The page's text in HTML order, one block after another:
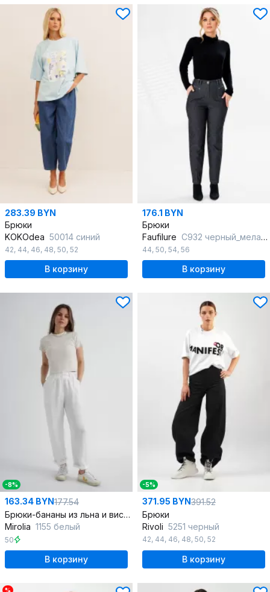
283.39 BYN
Брюки
KOKOdea 50014 синий
42, 44, 46, 48, 50, 52
В корзину
176.1 BYN
Брюки
Faufilure C932 черный_меланж
44, 50, 54, 56
В корзину
-8%
163.34 BYN177.54
Брюки-бананы из льна и вискозы с эффектом мятости
Mirolia 1155 белый
50
В корзину
-5%
371.95 BYN391.52
Брюки
Rivoli 5251 черный
42, 44, 46, 48, 50, 52
В корзину
%